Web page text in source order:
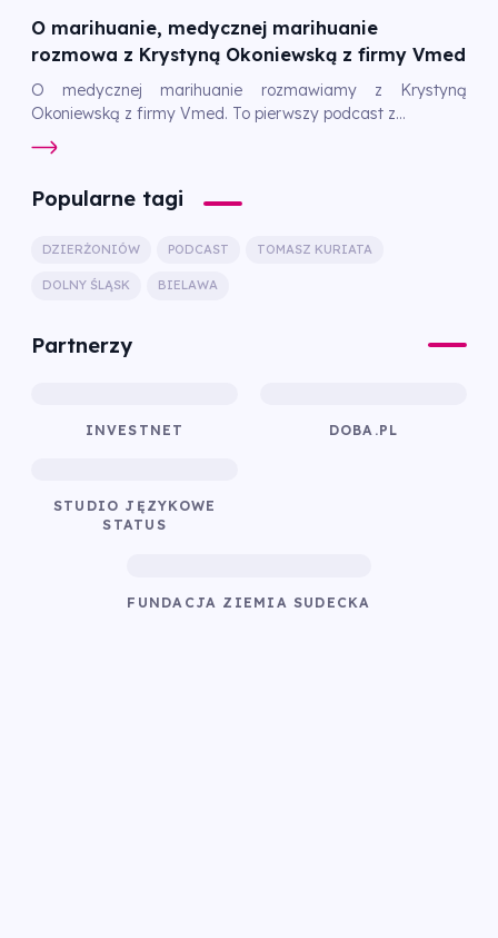
O marihuanie, medycznej marihuanie
rozmowa z Krystyną Okoniewską z firmy Vmed
O medycznej marihuanie rozmawiamy z Krystyną
Okoniewską z firmy Vmed. To pierwszy podcast z...
Popularne tagi
DZIERŻONIÓW PODCAST TOMASZ KURIATA
DOLNY ŚLĄSK BIELAWA
Partnerzy
INVESTNET DOBA.PL
STUDIO JĘZYKOWE
STATUS
FUNDACJA ZIEMIA SUDECKA